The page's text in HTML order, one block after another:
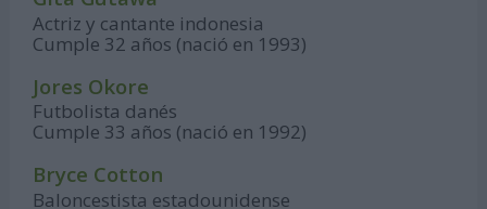
Actriz y cantante indonesia
Cumple 32 años (nació en 1993)
Jores Okore
Futbolista danés
Cumple 33 años (nació en 1992)
Bryce Cotton
Baloncestista estadounidense